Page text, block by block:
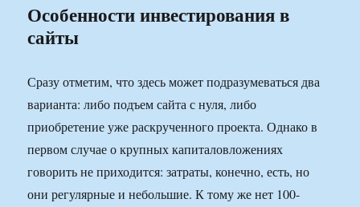
Особенности инвестирования в
сайты
Сразу отметим, что здесь может подразумеваться два
варианта: либо подъем сайта с нуля, либо
приобретение уже раскрученного проекта. Однако в
первом случае о крупных капиталовложениях
говорить не приходится: затраты, конечно, есть, но
они регулярные и небольшие. К тому же нет 100-